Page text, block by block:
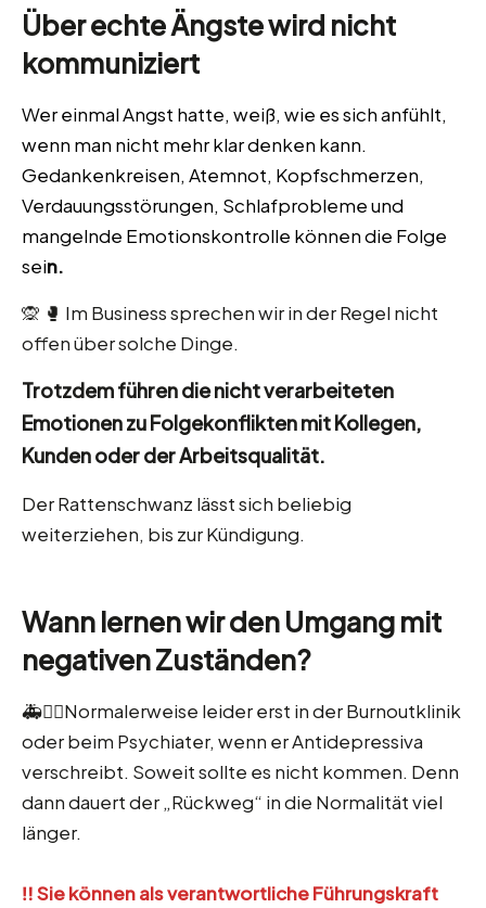
Über echte Ängste wird nicht
kommuniziert
Wer einmal Angst hatte, weiß, wie es sich anfühlt,
wenn man nicht mehr klar denken kann.
Gedankenkreisen, Atemnot, Kopfschmerzen,
Verdauungsstörungen, Schlafprobleme und
mangelnde Emotionskontrolle können die Folge
sein.
🙊 🥊 Im Business sprechen wir in der Regel nicht
offen über solche Dinge.
Trotzdem führen die nicht verarbeiteten
Emotionen zu Folgekonflikten mit Kollegen,
Kunden oder der Arbeitsqualität.
Der Rattenschwanz lässt sich beliebig
weiterziehen, bis zur Kündigung.
Wann lernen wir den Umgang mit
negativen Zuständen?
🚑🧑‍⚕️Normalerweise leider erst in der Burnoutklinik
oder beim Psychiater, wenn er Antidepressiva
verschreibt. Soweit sollte es nicht kommen. Denn
dann dauert der „Rückweg“ in die Normalität viel
länger.
‼️ Sie können als verantwortliche Führungskraft